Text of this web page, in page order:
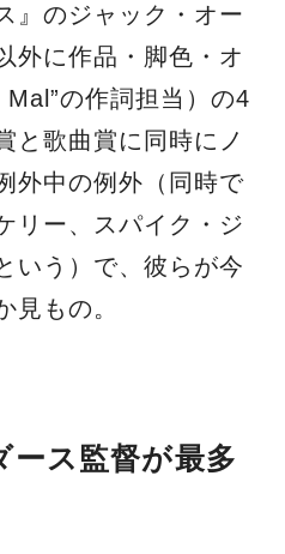
』のジャック・オー
外に作品・脚色・オ
Mal”の作詞担当）の4
と歌曲賞に同時にノ
外中の例外（同時で
リー、スパイク・ジ
いう）で、彼らが今
見もの。
ース監督が最多